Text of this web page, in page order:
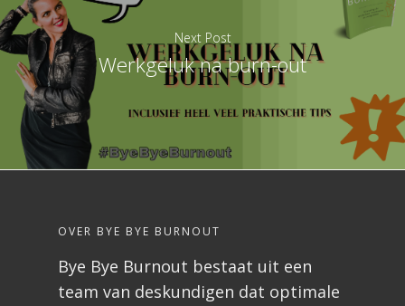
Next Post
Werkgeluk na burn-out
OVER BYE BYE BURNOUT
Bye Bye Burnout bestaat uit een
team van deskundigen dat optimale